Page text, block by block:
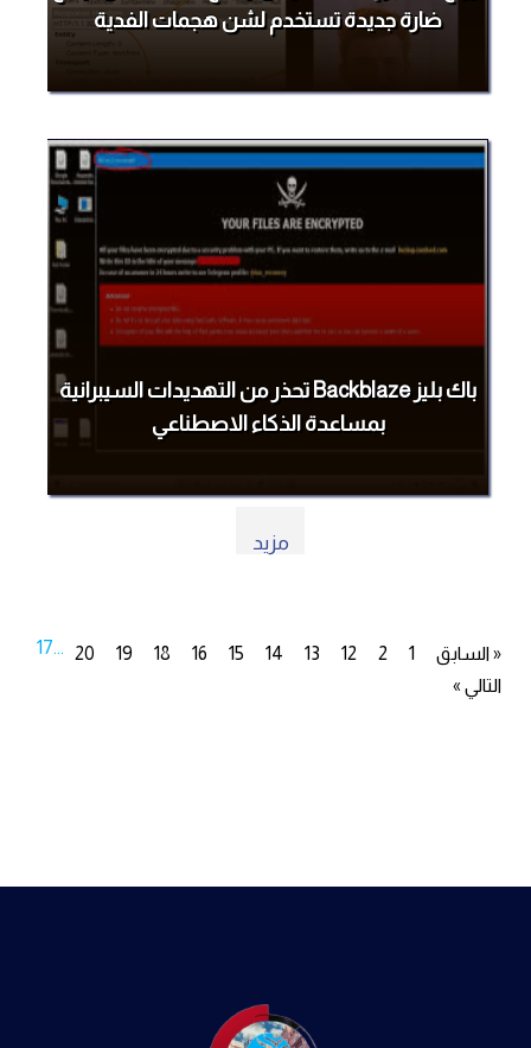
ضارة جديدة تستخدم لشن هجمات الفدية
باك بليز Backblaze تحذر من التهديدات السيبرانية
بمساعدة الذكاء الاصطناعي
مزيد
« السابق 1
2
... 12
13
14
15
16
17 18
19
20
التالي »